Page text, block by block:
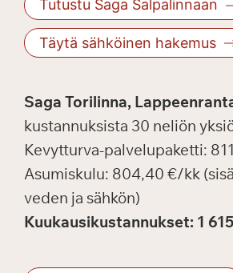
Tutustu Saga Salpalinnaan
Täytä sähköinen hakemus
Saga Torilinna,
kustannuksista 30 neliön
Kevytturva-palvelupaketti:
Asumiskulu: 804,40 €/kk
veden ja sähkön)
Kuukausikustannukset: 1